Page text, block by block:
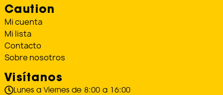
Caution
Mi cuenta
Mi lista
Contacto
Sobre nosotros
Visítanos
Lunes a Viernes de 8:00 a 16:00